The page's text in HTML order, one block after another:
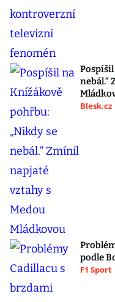
nebál.“
Blesk.cz
podle
F1 Sport